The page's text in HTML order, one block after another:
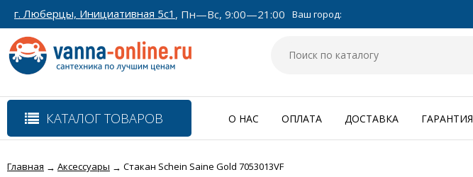
г. Люберцы, Инициативная 5с1 , Пн—Вс, 9:00—21:00 Ваш город:
КАТАЛОГ ТОВАРОВ О НАС ОПЛАТА ДОСТАВКА ГАРАНТИЯ
Главная → Аксессуары → Стакан Schein Saine Gold 7053013VF